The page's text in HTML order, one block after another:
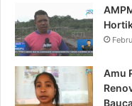
Amu